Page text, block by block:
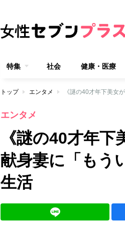
特集 社会 健康・医療
トップ エンタメ 《謎の40才年下美女
エンタメ
《謎の40才年下
献身妻に「もう
生活